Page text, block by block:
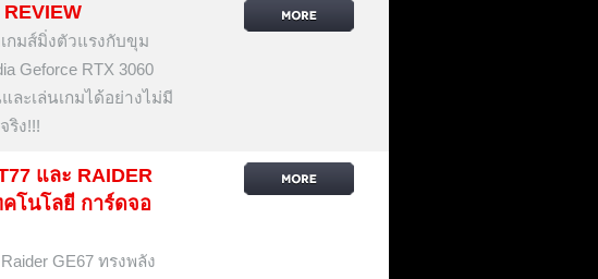
เกมส์มิ่งตัวแรงกับขุม
Geforce RTX 3060
ะเล่นเกมได้อย่างไม่มี
ริง!!!
และ RAIDER
คโนโลยี การ์ดจอ
GE67 ทรงพลัง